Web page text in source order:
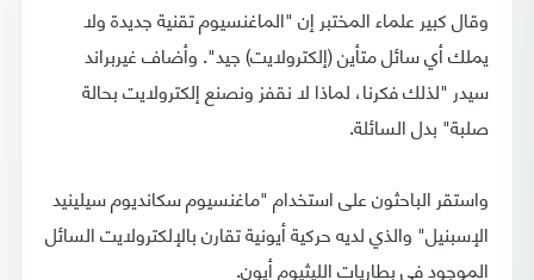
وقال كبير علماء المختبر إن "الماغنسيوم تقنية جديدة ولا
يملك أي سائل متأين (إلكترولايت) جيد". وأضاف غيربراند
سيدر "لذلك فكرنا، لماذا لا نقفز ونصنع إلكترولايت بحالة
صلبة" بدل السائلة.
واستقر الباحثون على استخدام "ماغنسيوم سكانديوم سيلينيد
الإسبنيل" والذي لديه حركية أيونية تقارن بالإلكترولايت السائل
الموجود في بطاريات الليثيوم أيون.